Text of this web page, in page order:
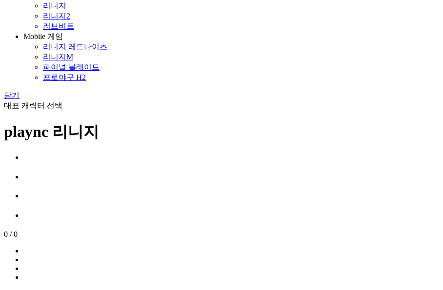
리니지
리니지2
러브비트
Mobile 게임
리니지 레드나이츠
리니지M
파이널 블레이드
프로야구 H2
닫기
대표 캐릭터 선택
plaync 리니지
0 / 0